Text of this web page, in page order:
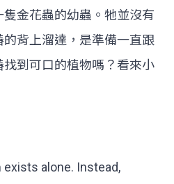
金花蟲的幼蟲。牠並沒有
背上溜達，是準備一直跟
到可口的植物嗎？看來小
exists alone. Instead,